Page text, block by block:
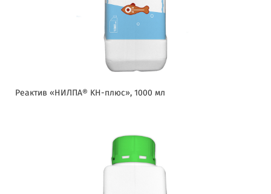
Реактив «НИЛПА® KH-плюс», 1000 мл